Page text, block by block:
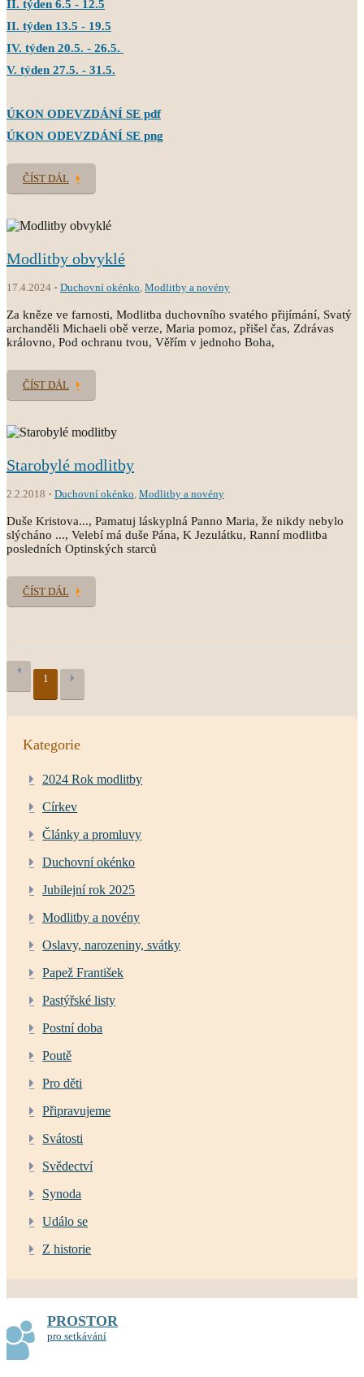
II. týden 6.5 - 12.5
II. týden 13.5 - 19.5
IV. týden 20.5. - 26.5.
V. týden 27.5. - 31.5.
ÚKON ODEVZDÁNÍ SE pdf
ÚKON ODEVZDÁNÍ SE png
ČÍST DÁL
Modlitby obvyklé
17.4.2024 Duchovní okénko, Modlitby a novény
Za kněze ve farnosti, Modlitba duchovního svatého přijímání, Svatý
archanděli Michaeli obě verze, Maria pomoz, přišel čas, Zdrávas
královno, Pod ochranu tvou, Věřím v jednoho Boha,
ČÍST DÁL
Starobylé modlitby
2.2.2018 Duchovní okénko, Modlitby a novény
Duše Kristova..., Pamatuj láskyplná Panno Maria, že nikdy nebylo
slýcháno ..., Velebí má duše Pána, K Jezulátku, Ranní modlitba
posledních Optinských starců
ČÍST DÁL
1
Kategorie
2024 Rok modlitby
Církev
Články a promluvy
Duchovní okénko
Jubilejní rok 2025
Modlitby a novény
Oslavy, narozeniny, svátky
Papež František
Pastýřské listy
Postní doba
Poutě
Pro děti
Připravujeme
Svátosti
Svědectví
Synoda
Událo se
Z historie
PROSTOR
pro setkávání